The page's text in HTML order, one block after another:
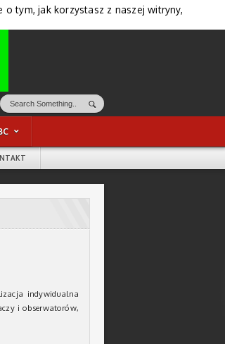
indywidualna
i obserwatorów,
tym, jak korzystasz z naszej witryny,